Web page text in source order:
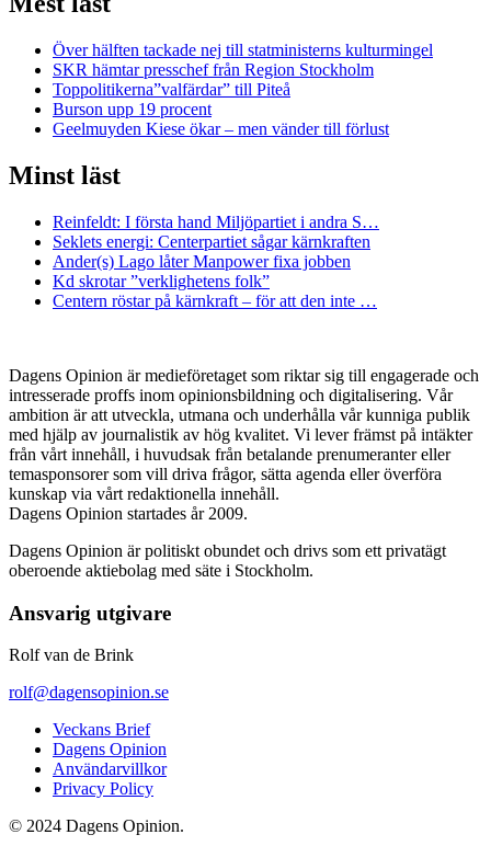
Över hälften tackade nej till statministerns kulturmingel
SKR hämtar presschef från Region Stockholm
Toppolitikerna”valfärdar” till Piteå
Burson upp 19 procent
Geelmuyden Kiese ökar – men vänder till förlust
Minst läst
Reinfeldt: I första hand Miljöpartiet i andra S…
Seklets energi: Centerpartiet sågar kärnkraften
Ander(s) Lago låter Manpower fixa jobben
Kd skrotar ”verklighetens folk”
Centern röstar på kärnkraft – för att den inte …
Dagens Opinion är medieföretaget som riktar sig till engagerade och
intresserade proffs inom opinionsbildning och digitalisering. Vår
ambition är att utveckla, utmana och underhålla vår kunniga publik
med hjälp av journalistik av hög kvalitet. Vi lever främst på intäkter
från vårt innehåll, i huvudsak från betalande prenumeranter eller
temasponsorer som vill driva frågor, sätta agenda eller överföra
kunskap via vårt redaktionella innehåll.
Dagens Opinion startades år 2009.
Dagens Opinion är politiskt obundet och drivs som ett privatägt
oberoende aktiebolag med säte i Stockholm.
Ansvarig utgivare
Rolf van de Brink
rolf@dagensopinion.se
Veckans Brief
Dagens Opinion
Användarvillkor
Privacy Policy
© 2024 Dagens Opinion.